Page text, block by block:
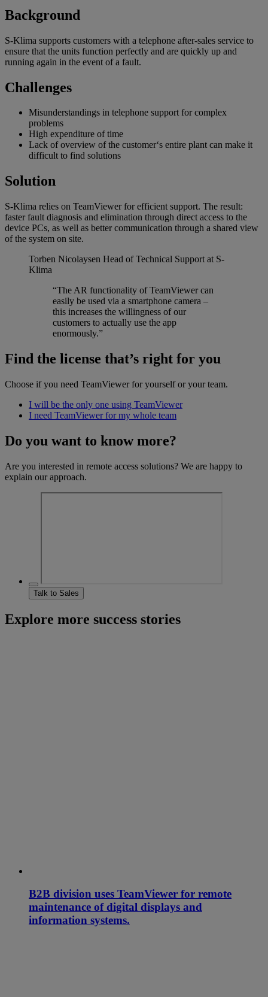
Background
S-Klima supports customers with a telephone after-sales service to
ensure that the units function perfectly and are quickly up and
running again in the event of a fault.
Challenges
Misunderstandings in telephone support for complex
problems
High expenditure of time
Lack of overview of the customer‘s entire plant can make it
difficult to find solutions
Solution
S-Klima relies on TeamViewer for efficient support. The result:
faster fault diagnosis and elimination through direct access to the
device PCs, as well as better communication through a shared view
of the system on site.
Torben Nicolaysen Head of Technical Support at S-
Klima
“The AR functionality of TeamViewer can
easily be used via a smartphone camera –
this increases the willingness of our
customers to actually use the app
enormously.”
Find the license that’s right for you
Choose if you need TeamViewer for yourself or your team.
I will be the only one using TeamViewer
I need TeamViewer for my whole team
Do you want to know more?
Are you interested in remote access solutions? We are happy to
explain our approach.
Talk to Sales
Explore more success stories
B2B division uses TeamViewer for remote
maintenance of digital displays and
information systems.